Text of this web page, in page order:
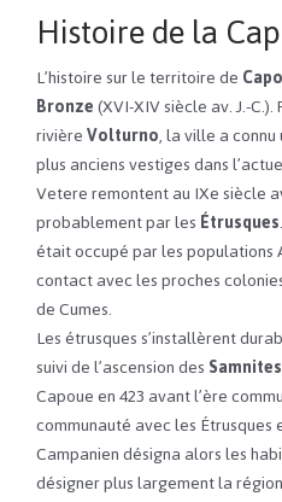
Histoire de la
L’histoire sur le territoire de
Bronze(XVI-XIV siècle av. J.-
rivièreVolturno, la ville a
plus anciens vestiges dans
Vetere remontent au IXe siècle
probablement par lesÉtrusques
était occupé par les populations
contact avec les proches
de Cumes.
Les étrusques s’installèrent
suivi de l’ascension desSamnites
Capoue en 423 avant l’ère
communauté avec les Étrusques
Campanien désigna alors les
désigner plus largement la